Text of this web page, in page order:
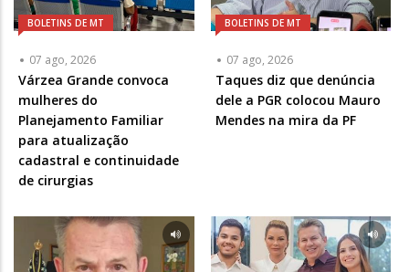
BOLETINS DE MT
07 ago, 2026
Várzea Grande convoca
mulheres do
Planejamento Familiar
para atualização
cadastral e continuidade
de cirurgias
BOLETINS DE MT
07 ago, 2026
Taques diz que denúncia
dele a PGR colocou Mauro
Mendes na mira da PF